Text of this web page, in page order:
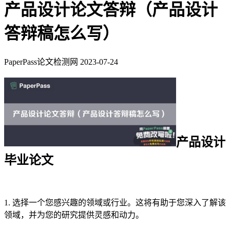
产品设计论文答辩（产品设计
答辩稿怎么写）
PaperPass论文检测网 2023-07-24
产品设计
毕业论文
1. 选择一个您感兴趣的领域或行业。这将有助于您深入了解该
领域，并为您的研究提供灵感和动力。